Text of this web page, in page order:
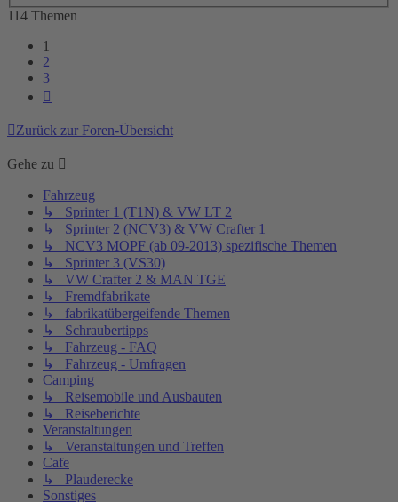
114 Themen
1
2
3
Zurück zur Foren-Übersicht
Gehe zu
Fahrzeug
↳ Sprinter 1 (T1N) & VW LT 2
↳ Sprinter 2 (NCV3) & VW Crafter 1
↳ NCV3 MOPF (ab 09-2013) spezifische Themen
↳ Sprinter 3 (VS30)
↳ VW Crafter 2 & MAN TGE
↳ Fremdfabrikate
↳ fabrikatübergeifende Themen
↳ Schraubertipps
↳ Fahrzeug - FAQ
↳ Fahrzeug - Umfragen
Camping
↳ Reisemobile und Ausbauten
↳ Reiseberichte
Veranstaltungen
↳ Veranstaltungen und Treffen
Cafe
↳ Plauderecke
Sonstiges